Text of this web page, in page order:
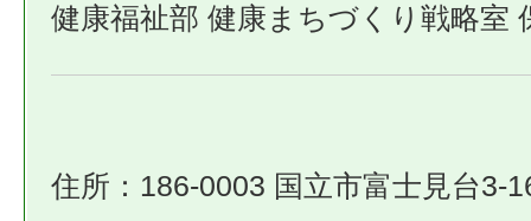
健康福祉部 健康まちづくり戦略室
住所：186-0003 国立市富士見台3-